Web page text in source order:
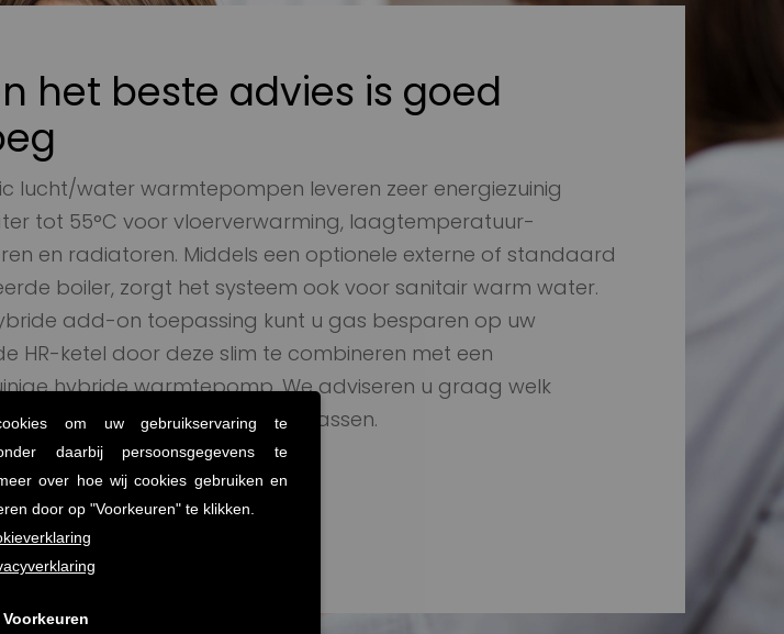
het beste advies is goed
lucht/water warmtepompen leveren zeer energiezuinig
tot 55°C voor vloerverwarming, laagtemperatuur-
en radiatoren. Middels een optionele externe of standaard
boiler, zorgt het systeem ook voor sanitair warm water.
add-on toepassing kunt u gas besparen op uw
HR-ketel door deze slim te combineren met een
hybride warmtepomp. We adviseren u graag welk
in uw project het best kun toepassen.
contact op voor advies